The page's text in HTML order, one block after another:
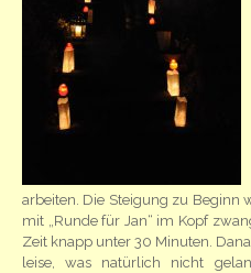
arbeiten. Die Steigung zu Beginn
mit „Runde für Jan“ im Kopf
Zeit knapp unter 30 Minuten.
leise, was natürlich nicht